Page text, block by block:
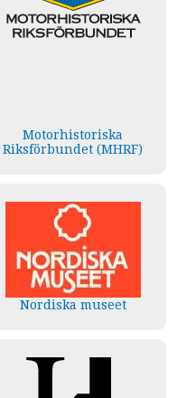
Motorhistoriska
Riksförbundet (MHRF)
Nordiska museet